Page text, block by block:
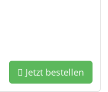
Jetzt bestellen